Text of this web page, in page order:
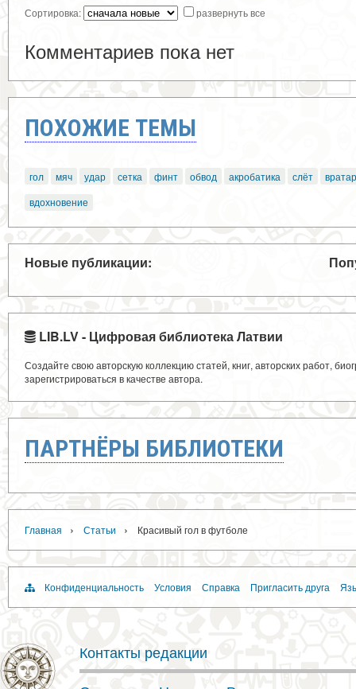
Сортировка: развернуть все
Комментариев пока нет
ПОХОЖИЕ ТЕМЫ
гол мяч удар сетка финт обвод акробатика слёт
вдохновение
Новые публикации:
LIB.LV - Цифровая библиотека Латвии
Создайте свою авторскую коллекцию статей, книг, авторских работ,
зарегистрироваться в качестве автора.
ПАРТНЁРЫ БИБЛИОТЕКИ
Главная › Статьи › Красивый гол в футболе
Конфиденциальность Условия Справка Пригласить друга
Контакты редакции